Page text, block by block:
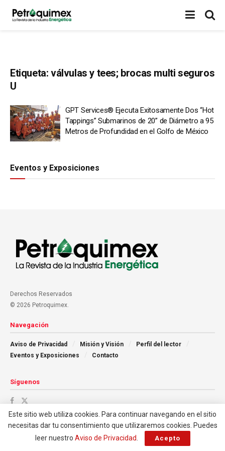
Etiqueta: válvulas y tees; brocas multi seguros
U
GPT Services® Ejecuta Exitosamente Dos “Hot
Tappings” Submarinos de 20” de Diámetro a 95
Metros de Profundidad en el Golfo de México
Eventos y Exposiciones
Derechos Reservados
© 2026 Petroquimex.
Navegación
Aviso de Privacidad Misión y Visión
Perfil del lector
Eventos y Exposiciones
Contacto
Síguenos
Este sitio web utiliza cookies. Para continuar navegando en el sitio
necesitas dar tu consentimiento que utilizaremos cookies. Puedes
leer nuestro Aviso de Privacidad Acepto